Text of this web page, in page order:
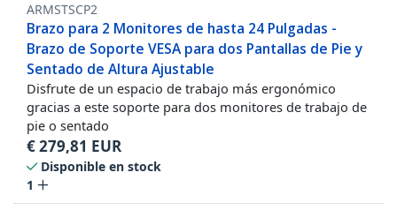
ARMSTSCP2
Brazo para 2 Monitores de hasta 24 Pulgadas -
Brazo de Soporte VESA para dos Pantallas de Pie y
Sentado de Altura Ajustable
Disfrute de un espacio de trabajo más ergonómico
gracias a este soporte para dos monitores de trabajo de
pie o sentado
€279,81 EUR
Disponible en stock
1